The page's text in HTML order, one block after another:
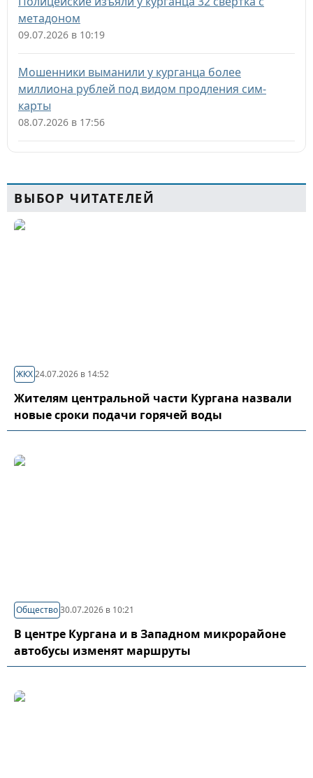
метадоном
09.07.2026 в 10:19
Мошенники выманили у курганца более
миллиона рублей под видом продления сим-
карты
08.07.2026 в 17:56
ВЫБОР ЧИТАТЕЛЕЙ
ЖКХ24.07.2026 в 14:52
Жителям центральной части Кургана назвали
новые сроки подачи горячей воды
Общество30.07.2026 в 10:21
В центре Кургана и в Западном микрорайоне
автобусы изменят маршруты